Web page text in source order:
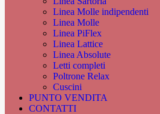
Linea Molle indipendenti
Linea Molle
Linea PiFlex
Linea Lattice
Linea Absolute
Letti completi
Poltrone Relax
Cuscini
PUNTO VENDITA
CONTATTI